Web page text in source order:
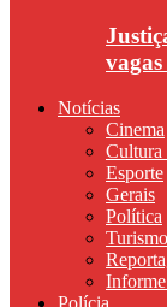
Notícias
Cinema
Cultura
Esporte
Gerais
Política
Turismo